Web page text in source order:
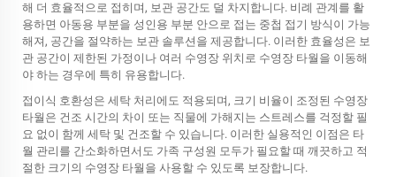
해 더 효율적으로 접히며, 보관 공간도 덜 차지합니다. 비례 관계를 활
용하면 아동용 부분을 성인용 부분 안으로 접는 중첩 접기 방식이 가능
해져, 공간을 절약하는 보관 솔루션을 제공합니다. 이러한 효율성은 보
관 공간이 제한된 가정이나 여러 수영장 위치로 수영장 타월을 이동해
야 하는 경우에 특히 유용합니다.
접이식 호환성은 세탁 처리에도 적용되며, 크기 비율이 조정된 수영장
타월은 건조 시간의 차이 또는 직물에 가해지는 스트레스를 걱정할 필
요 없이 함께 세탁 및 건조할 수 있습니다. 이러한 실용적인 이점은 타
월 관리를 간소화하면서도 가족 구성원 모두가 필요할 때 깨끗하고 적
절한 크기의 수영장 타월을 사용할 수 있도록 보장합니다.